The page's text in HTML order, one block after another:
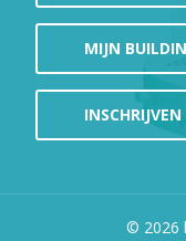
MIJN
© 2026